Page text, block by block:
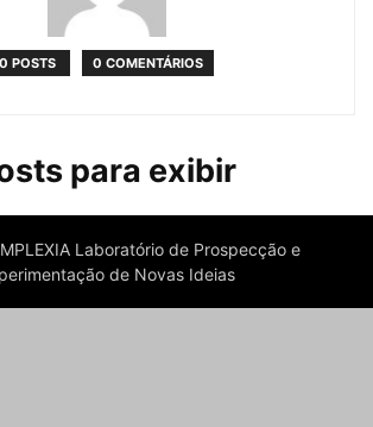
0 POSTS 0 COMENTÁRIOS
para exibir
Laboratório de Prospecção e
de Novas Ideias